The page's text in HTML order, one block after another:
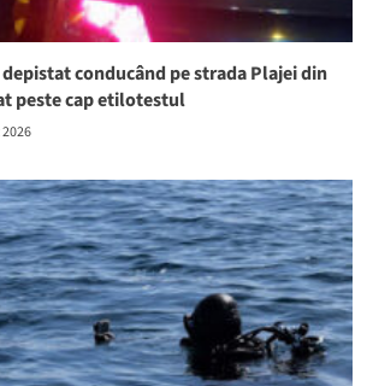
conducând pe strada Plajei din
peste cap etilotestul